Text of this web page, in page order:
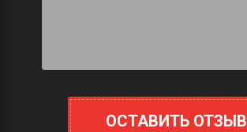
ОСТАВИТЬ ОТЗЫВ